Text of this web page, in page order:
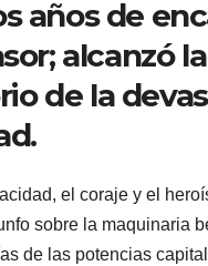
años de
alcanzó
de la
el coraje y el
sobre la maquinaria
de las potencias